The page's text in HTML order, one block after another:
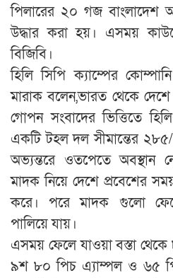
পিলারের ২০ গজ বাংলাদেশ
উদ্ধার করা হয়। এসময়
বিজিবি।
হিলি সিপি ক্যাম্পের
মারাক বলেন,ভারত থেকে
গোপন সংবাদের ভিত্তিতে
একটি টহল দল সীমান্তের
অভ্যন্তরে ওতপেতে অবস্থান
মাদক নিয়ে দেশে প্রবেশের
করে। পরে মাদক গুলো ফেলে
পালিয়ে যায়।
এসময় ফেলে যাওয়া বস্তা থেকে
৯শ ৮০ পিচ এ্যাম্পল ও ৬৫